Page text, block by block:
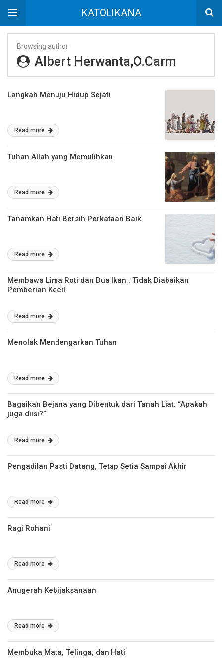
KATOLIKANA
Browsing author
Albert Herwanta,O.Carm
Langkah Menuju Hidup Sejati
Read more
Tuhan Allah yang Memulihkan
Read more
Tanamkan Hati Bersih Perkataan Baik
Read more
Membawa Lima Roti dan Dua Ikan : Tidak Diabaikan
Pemberian Kecil
Read more
Menolak Mendengarkan Tuhan
Read more
Bagaikan Bejana yang Dibentuk dari Tanah Liat: “Apakah
juga diisi?”
Read more
Pengadilan Pasti Datang, Tetap Setia Sampai Akhir
Read more
Ragi Rohani
Read more
Anugerah Kebijaksanaan
Read more
Membuka Mata, Telinga, dan Hati